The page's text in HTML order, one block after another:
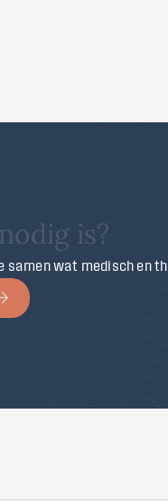
nodig is?
wat medisch en